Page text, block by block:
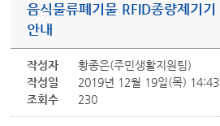
음식물류폐기물 RFID종량제기
안내
작성자
황종은(주민생활지원팀)
작성일
2019년 12월 19일(목)
조회수
230